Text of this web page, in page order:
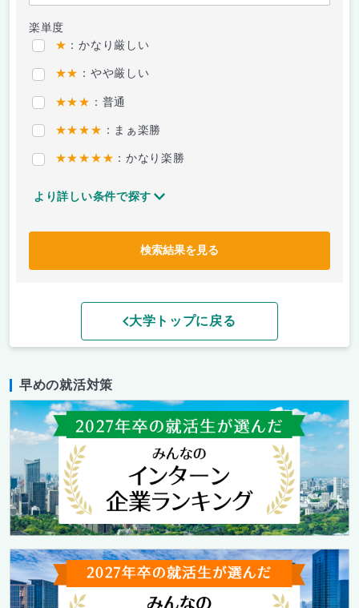
楽単度
★ ：かなり厳しい
★★ ：やや厳しい
★★★ ：普通
★★★★ ：まぁ楽勝
★★★★★ ：かなり楽勝
より詳しい条件で探す
検索結果を見る
大学トップに戻る
早めの就活対策